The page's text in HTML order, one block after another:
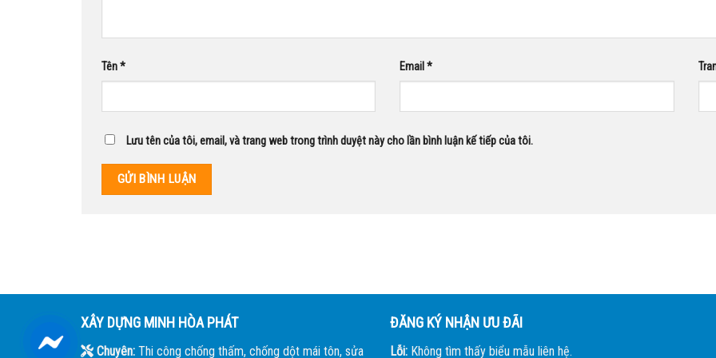
Tên* Email*
Lưu tên của tôi, email, và trang web trong trình duyệt này cho lần bình luận kế tiếp của tôi.
XÂY DỰNG MINH HÒA PHÁT
Chuyên:Thi công chống thấm, chống dột mái tôn, sửa
ĐĂNG KÝ NHẬN ƯU ĐÃI
Lỗi: Không tìm thấy biểu mẫu liên hệ.